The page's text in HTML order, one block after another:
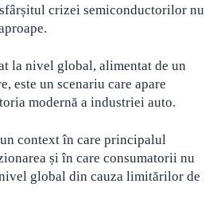
crizei semiconductorilor nu
la nivel global, alimentat de un
este un scenariu care apare
modernă a industriei auto.
context în care principalul
și în care consumatorii nu
global din cauza limitărilor de